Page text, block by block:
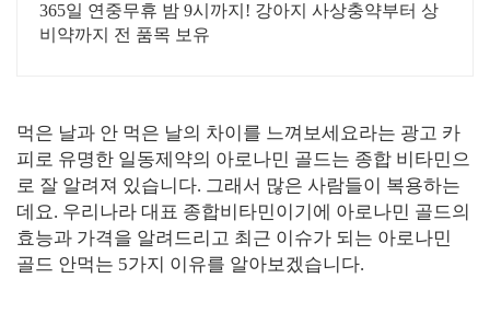
365일 연중무휴 밤 9시까지! 강아지 사상충약부터 상
비약까지 전 품목 보유
먹은 날과 안 먹은 날의 차이를 느껴보세요라는 광고 카
피로 유명한 일동제약의 아로나민 골드는 종합 비타민으
로 잘 알려져 있습니다. 그래서 많은 사람들이 복용하는
데요. 우리나라 대표 종합비타민이기에 아로나민 골드의
효능과 가격을 알려드리고 최근 이슈가 되는 아로나민
골드 안먹는 5가지 이유를 알아보겠습니다.